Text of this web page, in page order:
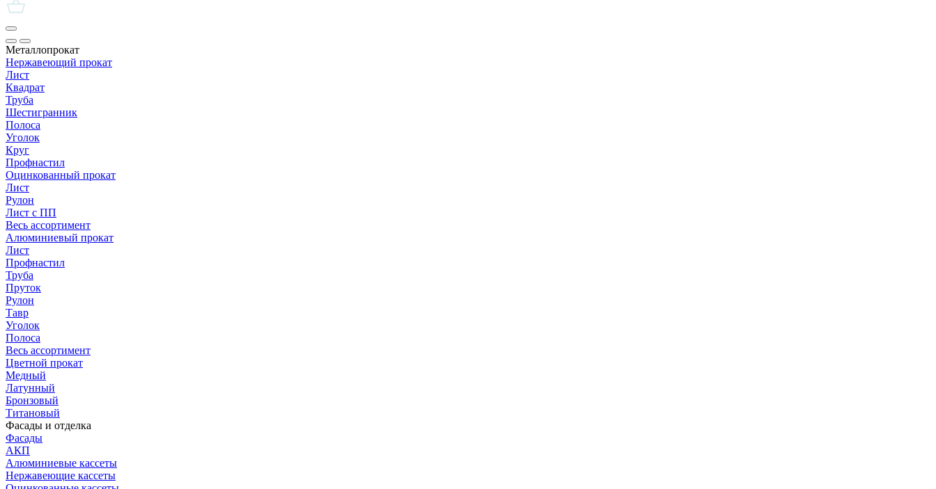
Металлопрокат
Нержавеющий прокат
Лист
Квадрат
Труба
Шестигранник
Полоса
Уголок
Круг
Профнастил
Оцинкованный прокат
Лист
Рулон
Лист с ПП
Весь ассортимент
Алюминиевый прокат
Лист
Профнастил
Труба
Пруток
Рулон
Тавр
Уголок
Полоса
Весь ассортимент
Цветной прокат
Медный
Латунный
Бронзовый
Титановый
Фасады и отделка
Фасады
АКП
Алюминиевые кассеты
Нержавеющие кассеты